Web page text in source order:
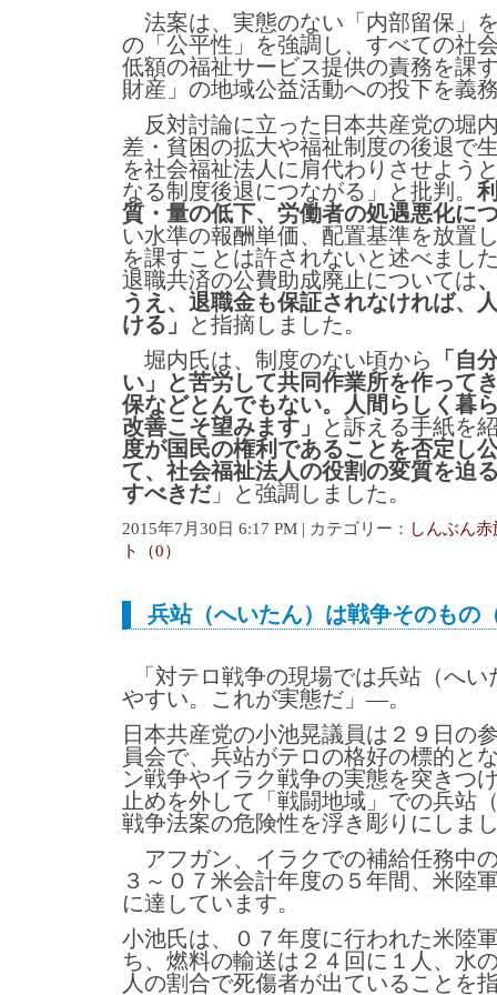
法案は、実態のない「内部留保」
の「公平性」を強調し、すべての社
低額の福祉サービス提供の責務を課
財産」の地域公益活動への投下を義
反対討論に立った日本共産党の堀
差・貧困の拡大や福祉制度の後退で
を社会福祉法人に肩代わりさせよう
なる制度後退につながる」と批判。
質・量の低下、労働者の処遇悪化に
い水準の報酬単価、配置基準を放置
を課すことは許されないと述べまし
退職共済の公費助成廃止については
うえ、退職金も保証されなければ、
ける」
と指摘しました。
堀内氏は、制度のない頃から
「自
い」と苦労して共同作業所を作って
保などとんでもない。人間らしく暮
改善こそ望みます」
と訴える手紙を
度が国民の権利であることを否定し
て、社会福祉法人の役割の変質を迫
すべきだ」と強調しました。
2015年7月30日 6:17 PM | カテゴリー： しんぶん赤
ト（0）
兵站（へいたん）は戦争そのもの
「対テロ戦争の現場では兵站（へ
やすい。これが実態だ」―。
日本共産党の小池晃議員は２９日の
員会で、兵站がテロの格好の標的と
ン戦争やイラク戦争の実態を突きつ
止めを外して「戦闘地域」での兵站
戦争法案の危険性を浮き彫りにしま
アフガン、イラクでの補給任務中
３～０７米会計年度の５年間、米陸
に達しています。
小池氏は、０７年度に行われた米陸
ち、燃料の輸送は２４回に１人、水
人の割合で死傷者が出ていることを